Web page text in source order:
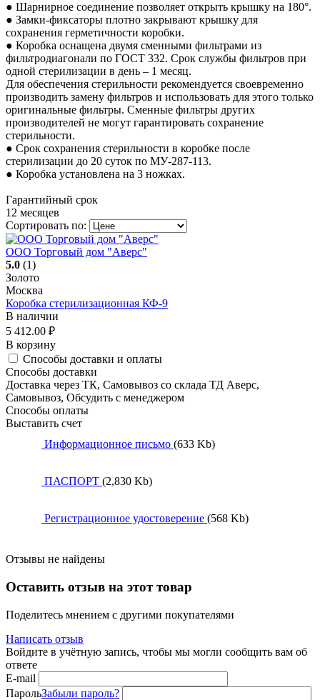
● Шарнирное соединение позволяет открыть крышку на 180°.
● Замки-фиксаторы плотно закрывают крышку для
сохранения герметичности коробки.
● Коробка оснащена двумя сменными фильтрами из
фильтродиагонали по ГОСТ 332. Срок службы фильтров при
одной стерилизации в день – 1 месяц.
Для обеспечения стерильности рекомендуется своевременно
производить замену фильтров и использовать для этого только
оригинальные фильтры. Сменные фильтры других
производителей не могут гарантировать сохранение
стерильности.
● Срок сохранения стерильности в коробке после
стерилизации до 20 суток по МУ-287-113.
● Коробка установлена на 3 ножках.
Гарантийный срок
12 месяцев
Сортировать по:
ООО Торговый дом "Аверс"
5.0 (1)
Золото
Москва
Коробка стерилизационная КФ-9
В наличии
5 412.00 ₽
В корзину
Способы доставки и оплаты
Способы доставки
Доставка через ТК, Самовывоз со склада ТД Аверс,
Самовывоз, Обсудить с менеджером
Способы оплаты
Выставить счет
Информационное письмо (633 Kb)
ПАСПОРТ (2,830 Kb)
Регистрационное удостоверение (568 Kb)
Отзывы не найдены
Оставить отзыв на этот товар
Поделитесь мнением с другими покупателями
Написать отзыв
Войдите в учётную запись, чтобы мы могли сообщить вам об
ответе
E-mail
ПарольЗабыли пароль?